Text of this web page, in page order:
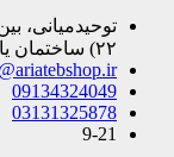
توحیدمیانی،
۲۲) ساختمان یادبود تجهیزات پزشکی آریاطب
09134324049
03131325878
9-21